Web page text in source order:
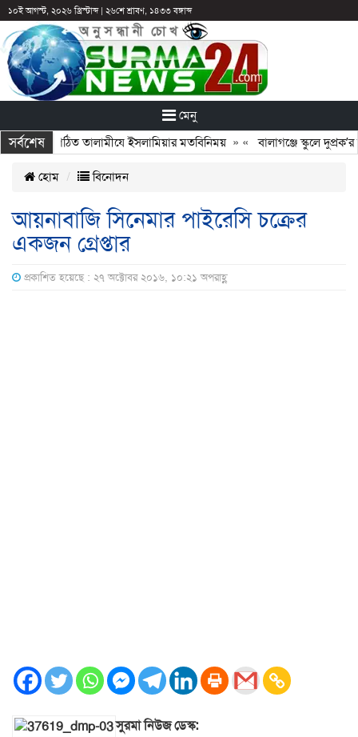
১০ই আগস্ট, ২০২৬ খ্রিস্টাব্দ| ২৬শে শ্রাবণ, ১৪৩৩ বঙ্গাব্দ
মেনু
সর্বশেষ
সঙ্গে নবগঠিত তালামীযে ইসলামিয়ার মতবিনিময়» «বালাগঞ্জে স্কুলে দুপ্রক’র
হোম বিনোদন
আয়নাবাজি সিনেমার পাইরেসি চক্রের
একজন গ্রেপ্তার
প্রকাশিত হয়েছে : ২৭ অক্টোবর ২০১৬, ১০:২১ অপরাহ্ণ
সুরমা নিউজ ডেস্ক: